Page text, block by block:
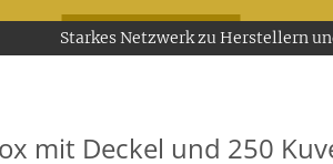
Starkes Netzwerk zu Herstellern
mit Deckel und 250